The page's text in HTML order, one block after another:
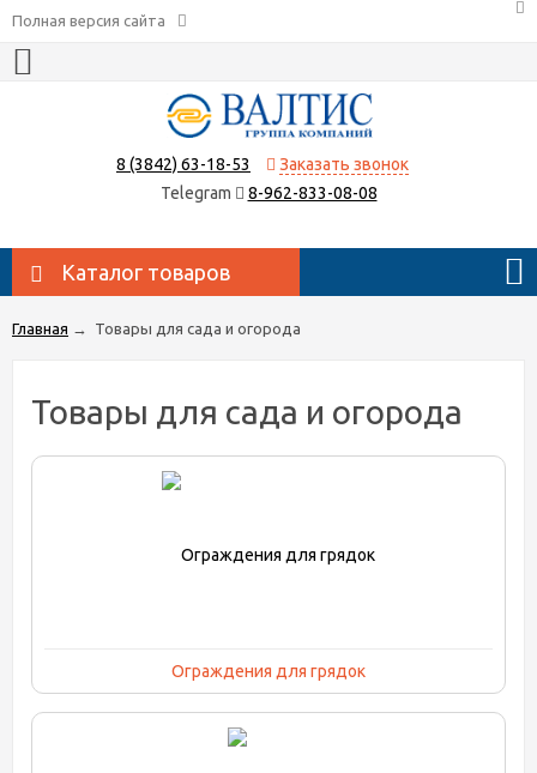
Полная версия сайта
8 (3842) 63-18-53
Заказать звонок
Telegram
8-962-833-08-08
Каталог товаров
Главная → Товары для сада и огорода
Товары для сада и огорода
Ограждения для грядок